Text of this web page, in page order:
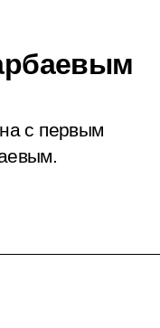
с первым